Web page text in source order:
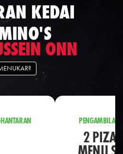
KEDAI
ONN
PENGAMBILAN
2 PIZA